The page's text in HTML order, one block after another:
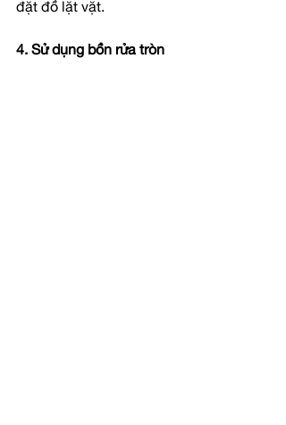
đặt đồ lặt vặt.
4. Sử dụng bồn rửa tròn